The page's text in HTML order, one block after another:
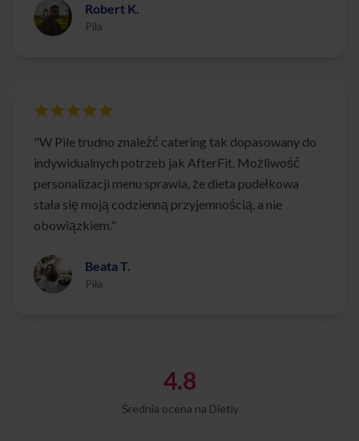
Robert K.
Piła
"W Pile trudno znaleźć catering tak dopasowany do
indywidualnych potrzeb jak AfterFit. Możliwość
personalizacji menu sprawia, że dieta pudełkowa
stała się moją codzienną przyjemnością, a nie
obowiązkiem."
Beata T.
Piła
4.8
Średnia ocena na Dietly